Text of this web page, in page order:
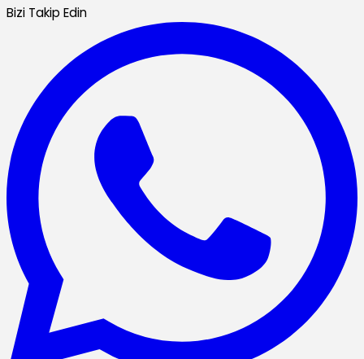
Bizi Takip Edin